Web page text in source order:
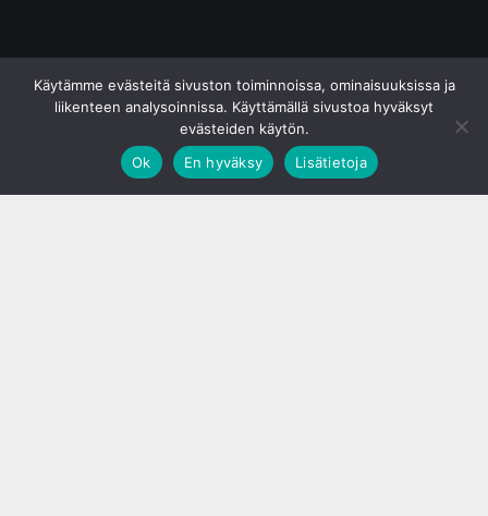
Käytämme evästeitä sivuston toiminnoissa, ominaisuuksissa ja
liikenteen analysoinnissa. Käyttämällä sivustoa hyväksyt
evästeiden käytön.
Ok
En hyväksy Lisätietoja